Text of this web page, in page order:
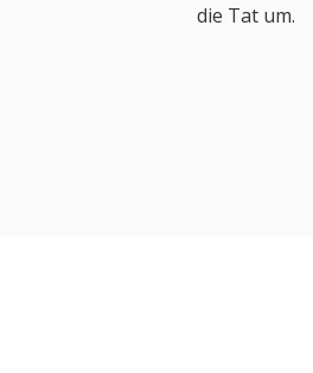
die Tat um.